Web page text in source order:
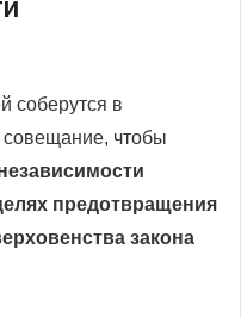
соберутся в
совещание, чтобы
предотвращения
закона